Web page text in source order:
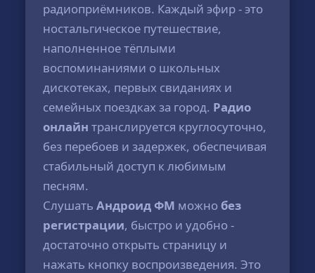
радиоприёмников. Каждый эфир - это
ностальгическое путешествие,
наполненное тёплыми
воспоминаниями о школьных
дискотеках, первых свиданиях и
семейных поездках за город. Радио
онлайн транслируется круглосуточно,
без перебоев и задержек, обеспечивая
стабильный доступ к любимым
песням.
СлушатьАндроид ФМ можнобез
регистрации, быстро и удобно -
достаточно открыть страницу и
нажать кнопку воспроизведения. Это